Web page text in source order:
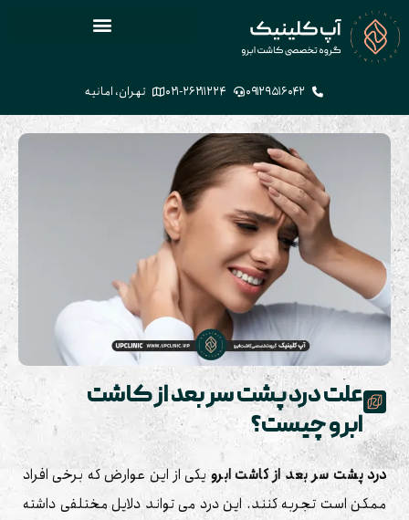
۰۹۱۲۹۵۱۶۰۴۲ ۰۲۱-۲۶۲۱۱۲۲۴ تهران، امانیه
علت درد پشت سر بعد از کاشت
ابرو چیست؟
درد پشت سر بعد از کاشت ابرویکی از این عوارض که برخی افراد
ممکن است تجربه ‌کنند. این درد می ‌تواند دلایل مختلفی داشته